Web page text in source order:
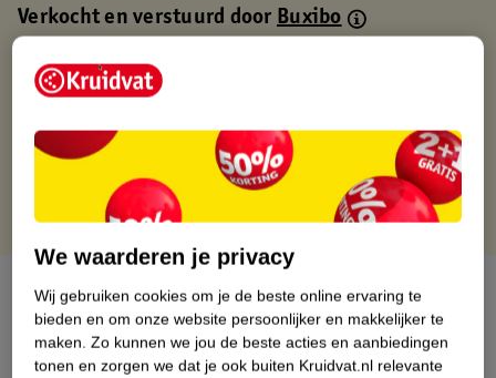
Verkocht en verstuurd doorBuxibo
Binnen 1 werkdag verstuurd
Gratis thuisbezorgd
Gratis punten met je Kruidvat kaart
Over dit product
Productinformatie
We waarderen je privacy
Wij gebruiken cookies om je de beste online ervaring te
bieden en om onze website persoonlijker en makkelijker te
maken. Zo kunnen we jou de beste acties en aanbiedingen
tonen en zorgen we dat je ook buiten Kruidvat.nl relevante